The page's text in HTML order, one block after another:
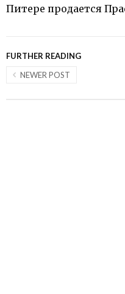
Питере продается
FURTHER READING
NEWER POST